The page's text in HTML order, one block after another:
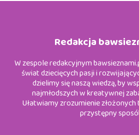
Redakcja
W zespole redakcyjnym
świat dziecięcych pasji i
dzielimy się naszą wiedzą, by
najmłodszych w kreatywnej
Ułatwiamy zrozumienie
przystępny